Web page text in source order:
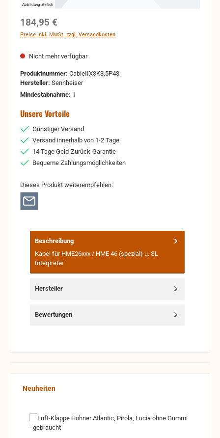
Abbildung ähnlich
Regulärer Preis:
184,95 €
Preise inkl. MwSt. zzgl. Versandkosten
Nicht mehr verfügbar
Produktnummer: CableIIX3K3,5P48
Hersteller: Sennheiser
Mindestabnahme: 1
Unsere Vorteile
Günstiger Versand
Versand innerhalb von 1-2 Tage
14 Tage Geld-Zurück-Garantie
Bequeme Zahlungsmöglichkeiten
Dieses Produkt weiterempfehlen:
Beschreibung
Kabel für HME26xxx / HME 46 (spezial) u. SL
Interpreter
Hersteller
Bewertungen
Produktgalerie überspringen
Neuheiten